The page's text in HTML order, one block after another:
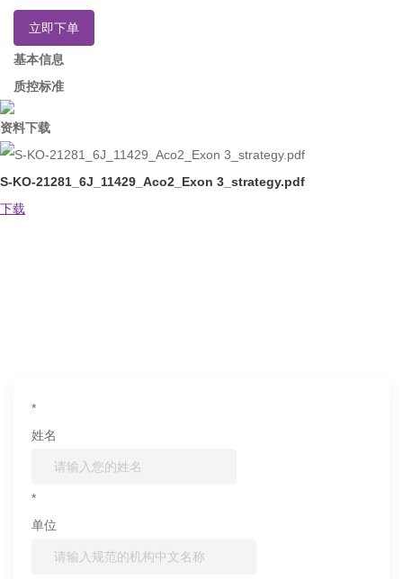
立即下单
基本信息
质控标准
资料下载
S-KO-21281_6J_11429_Aco2_Exon 3_strategy.pdf
下载
*
姓名
*
单位